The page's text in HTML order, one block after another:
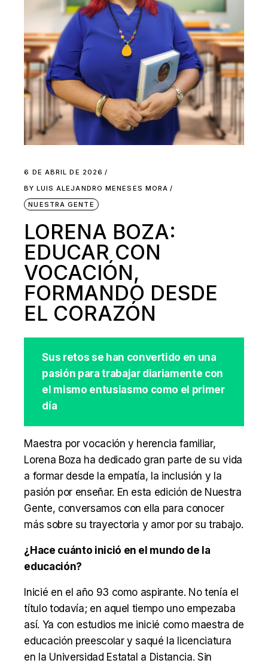
6 DE ABRIL DE 2026
BY LUIS ALEJANDRO MENESES MORA
NUESTRA GENTE
LORENA BOZA:
EDUCAR CON
VOCACIÓN,
FORMANDO DESDE
EL CORAZÓN
Sus retos se han convertido en una
pasión para trabajar diariamente con
el mismo entusiasmo como el primer
día
Maestra por vocación y herencia familiar,
Lorena Boza ha dedicado gran parte de su vida
a formar desde la empatía, la inclusión y la
pasión por enseñar. En esta edición de Nuestra
Gente, conversamos con ella para conocer
más sobre su trayectoria y amor por su trabajo.
¿Hace cuánto inició en el mundo de la
educación?
Inicié en el año 93 como aspirante. No tenía el
título todavía; en aquel tiempo uno empezaba
así. Ya con estudios me inicié como maestra de
educación preescolar y saqué la licenciatura
en la Universidad Estatal a Distancia. Sin